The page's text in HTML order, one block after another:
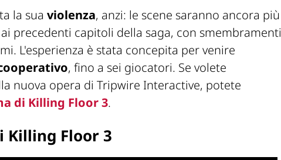
la sua violenza, anzi: le scene saranno ancora più
precedenti capitoli della saga, con smembramenti
L'esperienza è stata concepita per venire
, fino a sei giocatori. Se volete
nuova opera di Tripwire Interactive, potete
di Killing Floor 3.
Floor 3